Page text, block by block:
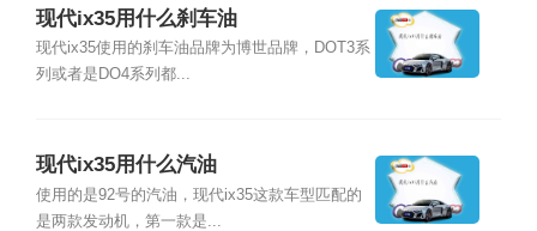
现代ix35用什么刹车油
现代ix35使用的刹车油品牌为博世品牌，DOT3系
列或者是DO4系列都...
现代ix35用什么汽油
使用的是92号的汽油，现代ix35这款车型匹配的
是两款发动机，第一款是...